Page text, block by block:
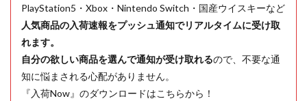
PlayStation5・Xbox・Nintendo Switch・国産ウイスキーなど
人気商品の入荷速報をプッシュ通知でリアルタイムに受け取
れます。
自分の欲しい商品を選んで通知が受け取れるので、不要な通
知に悩まされる心配がありません。
『入荷Now』のダウンロードはこちらから！